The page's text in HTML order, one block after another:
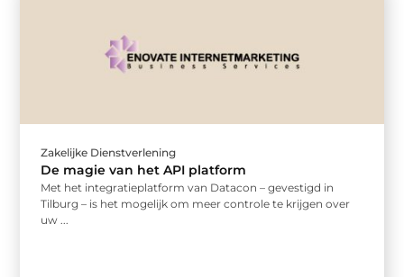
Zakelijke Dienstverlening
De magie van het API platform
Met het integratieplatform van Datacon – gevestigd in
Tilburg – is het mogelijk om meer controle te krijgen over
uw ...